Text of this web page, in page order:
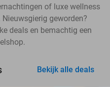
of luxe wellness
geworden?
deals en bemachtig een
Bekijk alle deals